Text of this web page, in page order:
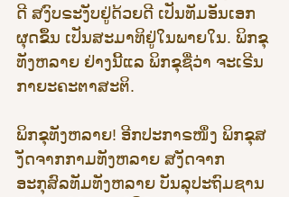
ດີ ສງົບຣະງັບຢູ່ດ້ວຍດີ ເປັນທັມອັນເອກ
ຜຸດຂຶ້ນ ເປັນສະມາທິຢູ່ໃນພາຍໃນ. ພິກຂຸ
ທັງຫລາຍ ຢ່າງນີ້ແລ ພິກຂຸຊື່ວ່າ ຈະເຣີນ
ກາຍະຄະຕາສະຕິ.
ພິກຂຸທັງຫລາຍ! ອີກປະກາຣໜຶ່ງ ພິກຂຸສ
ງັດຈາກກາມທັງຫລາຍ ສງັດຈາກ
ອະກຸສົລທັມທັງຫລາຍ ບັນລຸປະຖົມຊານ